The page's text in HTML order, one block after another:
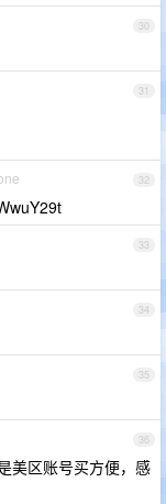
30
31
32
33
34
35
36
美区账号买方便，感